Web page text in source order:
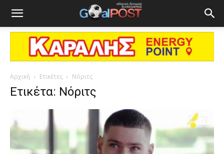
Αρχική Ετικέτες Νόριτς
Ετικέτα: Νόριτς